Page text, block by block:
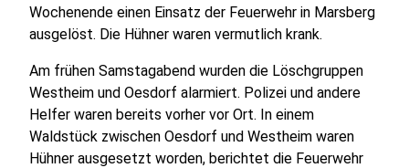
Wochenende einen Einsatz der Feuerwehr in Marsberg
ausgelöst. Die Hühner waren vermutlich krank.
Am frühen Samstagabend wurden die Löschgruppen
Westheim und Oesdorf alarmiert. Polizei und andere
Helfer waren bereits vorher vor Ort. In einem
Waldstück zwischen Oesdorf und Westheim waren
Hühner ausgesetzt worden, berichtet die Feuerwehr